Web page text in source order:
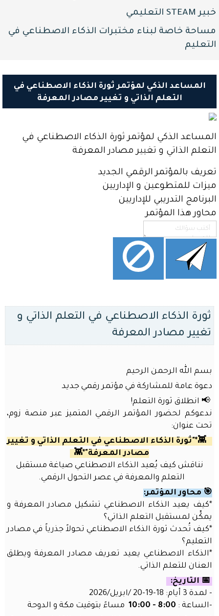
الذكاء
للمدرسين
و
الذاتي
خدمات
الموقع
حقيبة
الذكية
اتصل
بنا
مهرجان
العودة
إلى
المدارس
برفقة
الذكاء
الاصطناعي
الاصطناعي
للجميع:
امتلك
نسختك
المكتب
المنزل
منتدى
الذكاء
الاصطناعي
محرك
تسجيل
الدخول
اسم المستخدم
كلمة المرور
خبير STEAM التعليمي
مساحة خاصة لبناء مختبرات الذكاء الاصطناعي في
التعليم
المساعد الذكي لمؤتمر ثورة الذكاء الاصطناعي في
التعلم الذاتي و تغيير مصادر المعرفة
المساعد الذكي لمؤتمر ثورة الذكاء الاصطناعي في
التعلم الذاتي و تغيير مصادر المعرفة
تعريف بالمؤتمر الرقمي الجديد
ميزات للمتطوعين و الإداريين
البرنامج التدريبي للإداريين
محاور هذا المؤتمر
ثورة الذكاء الاصطناعي في التعلم الذاتي و
تغيير مصادر المعرفة
بسم الله الرحمن الرحيم
دعوة عامة للمشاركة في مؤتمر رقمي جديد
📢 انطلاق ثورة التعلم!
ندعوكم لحضور المؤتمر الرقمي المتميز عبر منصة زوم،
تحت عنوان:
👾*"ثورة الذكاء الاصطناعي في التعلم الذاتي و تغيير
مصادر المعرفة"*👾
نناقش كيف يُعيد الذكاء الاصطناعي صياغة مستقبل
التعلم والمعرفة في عصر التحول الرقمي.
🎯 محاور المؤتمر:
*كيف يعيد الذكاء الاصطناعي تشكيل مصادر المعرفة و
يمكِّن لمستقبل التعلم الذاتي؟
*كيف تُحدث ثورة الذكاء الاصطناعي تحولاً جذرياً في مصادر
التعليم؟
*الذكاء الاصطناعي يعيد تعريف مصادر المعرفة ويطلق
العنان للتعلم الذاتي.
📅 التاريخ:
- لمدة 3 أيام: 18-19-20 /ابريل/2026
-الساعة :
مساءً بتوقيت مكة و الدوحة